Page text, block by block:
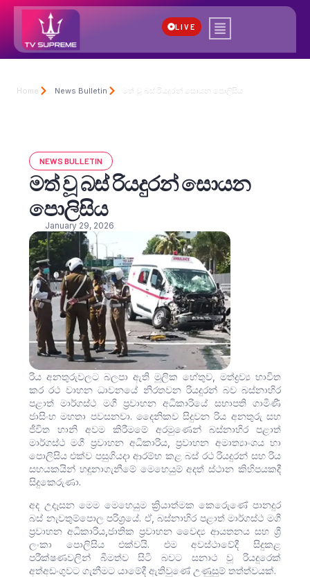
LIVE
Home News Bulletin මත් වූ බස් රියදුරන් සොයන පොලිසිය
NEWS BULLETIN
මත් වූ බස් රියදුරන් සොයන
පොලිසිය
January 29, 2026
රිය අනතුරුවලට බලපා ඇති මූලික හේතුව, මත්ද්‍රව්‍ය භාවිත
කර රථ වාහන ධාවනයේ නිරතවන රියදුරන් බව බස්නාහිර
පළාත් මාර්ගස්ථ මගී ප්‍රවාහන අධිකාරියේ සභාපති ගාමිණී
ජාසිංහ මහතා පවසනවා. දෛනිකව සිදුවන රිය අනතුරු සහ
ජීවිත හානි අවම කිරීමමේ අරමුණෙන් බස්නාහිර පළාත්
මාර්ගස්ථ මගී ප්‍රවාහන අධිකාරිය, ප්‍රවාහන අමාත්‍යාංශය හා
පොලිසිය එක්ව පසුගියදා ආරම්භ කළ බස් රථ රියදුරන් සහ රිය
සහයකයින් හඳුනාගැනීමේ මෙහෙයුම් අදත් ස්ථාන කිහිපයකදී
සිදුකෙරුණා.
අද උදෑසන මෙම මෙහෙයුම ක්‍රියාත්මක කෙරෙුණේ පානදුර
බස් නැවතුම්පොල පරිශ්‍රයේ. ඒ, බස්නාහිර පළාත් මාර්ගස්ථ මගී
ප්‍රවාහන අධිකාරිය,ජාතික ප්‍රවාහන වෛද්‍ය ආයතනය සහ ශ්‍රී
ලංකා පොලිසිය එක්වයි. එම අවස්ථාවේදී සිදුකළ
පරීක්ෂණවලින් බීමත්ව සිටි බවට සනාථ වූ රියදුරෙක්
අත්අඩංගුවට ගැනීමට යාමේදී ඇතිවුණේ උණුසුම් තත්ත්වයක්.